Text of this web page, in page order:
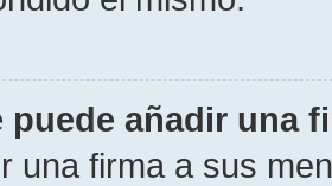
puede añadir una
una firma a sus